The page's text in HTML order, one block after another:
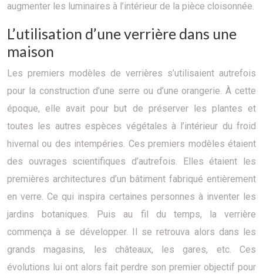
augmenter les luminaires à l’intérieur de la pièce cloisonnée.
L’utilisation d’une verrière dans une
maison
Les premiers modèles de verrières s’utilisaient autrefois
pour la construction d’une serre ou d’une orangerie. À cette
époque, elle avait pour but de préserver les plantes et
toutes les autres espèces végétales à l’intérieur du froid
hivernal ou des intempéries. Ces premiers modèles étaient
des ouvrages scientifiques d’autrefois. Elles étaient les
premières architectures d’un bâtiment fabriqué entièrement
en verre. Ce qui inspira certaines personnes à inventer les
jardins botaniques. Puis au fil du temps, la verrière
commença à se développer. Il se retrouva alors dans les
grands magasins, les châteaux, les gares, etc. Ces
évolutions lui ont alors fait perdre son premier objectif pour